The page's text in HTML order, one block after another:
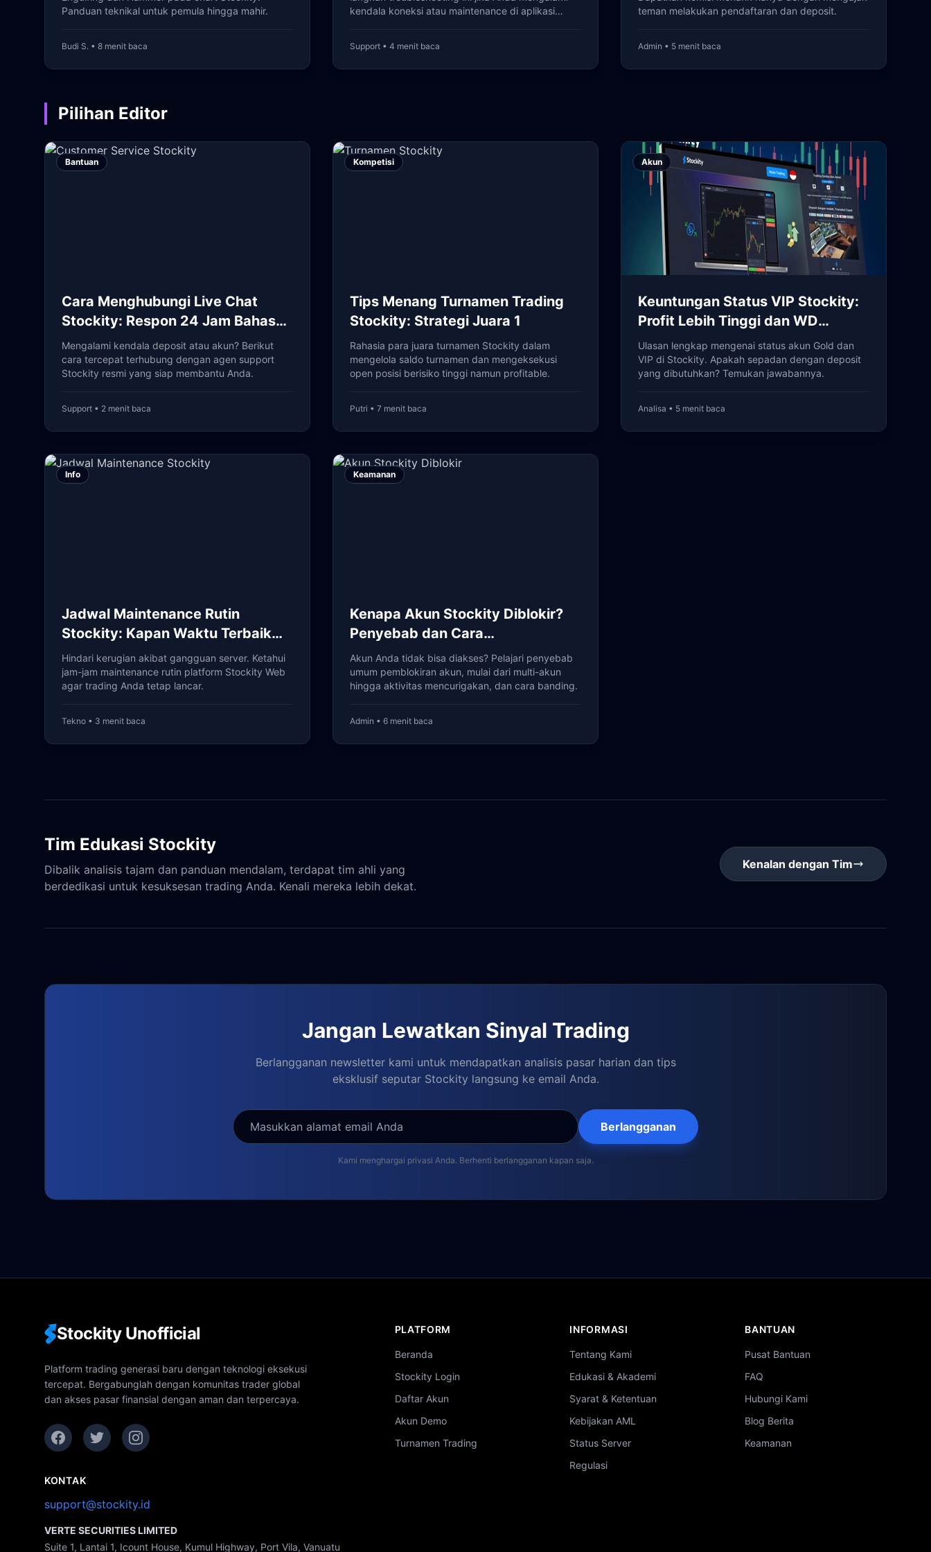
Panduan teknikal untuk pemula hingga mahir.
Budi S. • 8 menit baca
kendala koneksi atau maintenance di aplikasi
Support • 4 menit baca
teman melakukan pendaftaran dan deposit.
Admin • 5 menit baca
Pilihan Editor
Bantuan
Cara Menghubungi Live Chat
Stockity: Respon 24 Jam Bahasa
Indonesia
Mengalami kendala deposit atau akun? Berikut
cara tercepat terhubung dengan agen support
Stockity resmi yang siap membantu Anda.
Support • 2 menit baca
Kompetisi
Tips Menang Turnamen Trading
Stockity: Strategi Juara 1
Rahasia para juara turnamen Stockity dalam
mengelola saldo turnamen dan mengeksekusi
open posisi berisiko tinggi namun profitable.
Putri • 7 menit baca
Akun
Keuntungan Status VIP Stockity:
Profit Lebih Tinggi dan WD
Prioritas
Ulasan lengkap mengenai status akun Gold dan
VIP di Stockity. Apakah sepadan dengan deposit
yang dibutuhkan? Temukan jawabannya.
Analisa • 5 menit baca
Info
Jadwal Maintenance Rutin
Stockity: Kapan Waktu Terbaik
Menghindarinya?
Hindari kerugian akibat gangguan server. Ketahui
jam-jam maintenance rutin platform Stockity Web
agar trading Anda tetap lancar.
Tekno • 3 menit baca
Keamanan
Kenapa Akun Stockity Diblokir?
Penyebab dan Cara
Mengembalikannya
Akun Anda tidak bisa diakses? Pelajari penyebab
umum pemblokiran akun, mulai dari multi-akun
hingga aktivitas mencurigakan, dan cara banding.
Admin • 6 menit baca
Tim Edukasi Stockity
Dibalik analisis tajam dan panduan mendalam, terdapat tim ahli yang
berdedikasi untuk kesuksesan trading Anda. Kenali mereka lebih dekat.
Kenalan dengan Tim
Jangan Lewatkan Sinyal Trading
Berlangganan newsletter kami untuk mendapatkan analisis pasar harian dan tips
eksklusif seputar Stockity langsung ke email Anda.
Berlangganan
Kami menghargai privasi Anda. Berhenti berlangganan kapan saja.
Stockity Unofficial
Platform trading generasi baru dengan teknologi eksekusi
tercepat. Bergabunglah dengan komunitas trader global
dan akses pasar finansial dengan aman dan terpercaya.
KONTAK
support@stockity.id
VERTE SECURITIES LIMITED
Suite 1, Lantai 1, Icount House, Kumul Highway, Port Vila, Vanuatu
PLATFORM
Beranda
Stockity Login
Daftar Akun
Akun Demo
Turnamen Trading
INFORMASI
Tentang Kami
Edukasi & Akademi
Syarat & Ketentuan
Kebijakan AML
Status Server
Regulasi
BANTUAN
Pusat Bantuan
FAQ
Hubungi Kami
Blog Berita
Keamanan